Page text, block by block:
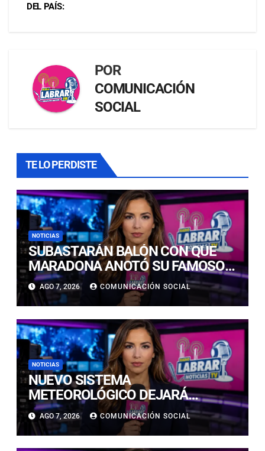
DEL PAÍS:
POR
COMUNICACIÓN
SOCIAL
TE LO PERDISTE
NOTICIAS
SUBASTARÁN BALÓN CON QUE
MARADONA ANOTÓ SU FAMOSO
GOL DE “LA MANO DE DIOS”: ESTE
ES EL VALOR QUE PODRÍA
SUPERAR LA VENTA
AGO 7, 2026 COMUNICACIÓN SOCIAL
NOTICIAS
NUEVO SISTEMA
METEOROLÓGICO DEJARÁ
LLUVIAS Y NIEVE EN LA
CORDILLERA DE ATACAMA
DURANTE TRES DÍAS
AGO 7, 2026 COMUNICACIÓN SOCIAL